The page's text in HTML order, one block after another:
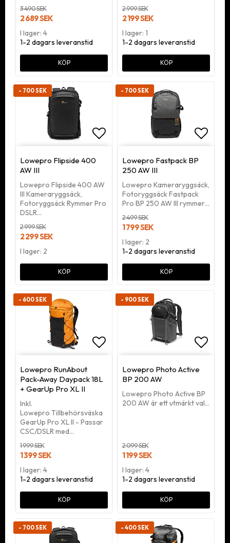
3 490 SEK
2 689 SEK
I lager: 4
1-2 dagars leveranstid
KÖP
2 999 SEK
2 199 SEK
I lager: 1
1-2 dagars leveranstid
KÖP
- 700 SEK
Lägg till i favoritlistan
Lowepro Flipside 400
AW III
Lowepro Flipside 400 AW
III Kameraryggsäck,
Fotoryggsäck Rymmer Pro
DSLR…
2 999 SEK
2 299 SEK
I lager: 2
KÖP
- 700 SEK
Lowepro Fastpack BP
250 AW III
Lowepro Kameraryggsäck,
Fotoryggsäck Fastpack
Pro BP 250 AW III rymmer…
2 499 SEK
1 799 SEK
I lager: 2
1-2 dagars leveranstid
KÖP
- 600 SEK
Lowepro RunAbout
Pack-Away Daypack 18L
+ GearUp Pro XL II
Inkl.
Lowepro Tillbehörsväska
GearUp Pro XL II - Passar
CSC/DSLR med…
1 999 SEK
1 399 SEK
I lager: 4
1-2 dagars leveranstid
KÖP
- 900 SEK
Lowepro Photo Active
BP 200 AW
Lowepro Photo Active BP
200 AW är ett utmärkt val…
2 099 SEK
1 199 SEK
I lager: 4
1-2 dagars leveranstid
KÖP
- 700 SEK - 400 SEK